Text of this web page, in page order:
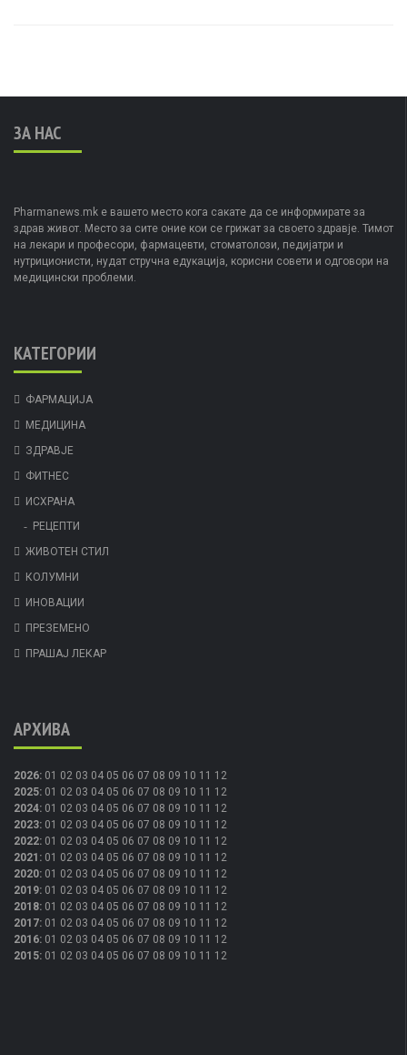
ЗА НАС
Pharmanews.mk е вашето место кога сакате да се информирате за
здрав живот. Место за сите оние кои се грижат за своето здравје. Тимот
на лекари и професори, фармацевти, стоматолози, педијатри и
нутриционисти, нудат стручна едукација, корисни совети и одговори на
медицински проблеми.
КАТЕГОРИИ
ФАРМАЦИЈА
МЕДИЦИНА
ЗДРАВЈЕ
ФИТНЕС
ИСХРАНА
РЕЦЕПТИ
ЖИВОТЕН СТИЛ
КОЛУМНИ
ИНОВАЦИИ
ПРЕЗЕМЕНО
ПРАШАЈ ЛЕКАР
АРХИВА
2026: 01 02 03 04 05 06 07 08 09 10 11 12
2025: 01 02 03 04 05 06 07 08 09 10 11 12
2024: 01 02 03 04 05 06 07 08 09 10 11 12
2023: 01 02 03 04 05 06 07 08 09 10 11 12
2022: 01 02 03 04 05 06 07 08 09 10 11 12
2021 : 01 02 03 04 05 06 07 08 09 10 11 12
2020: 01 02 03 04 05 06 07 08 09 10 11 12
2019: 01 02 03 04 05 06 07 08 09 10 11 12
2018: 01 02 03 04 05 06 07 08 09 10 11 12
2017: 01 02 03 04 05 06 07 08 09 10 11 12
2016: 01 02 03 04 05 06 07 08 09 10 11 12
2015: 01 02 03 04 05 06 07 08 09 10 11 12